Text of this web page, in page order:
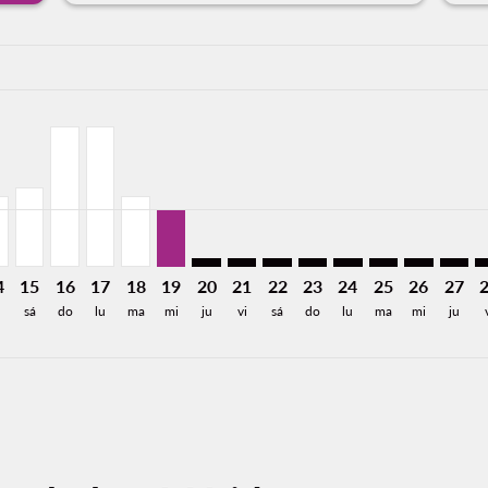
1.4KMXN
15
sá
16
do
17
lu
18
ma
19
mi
TAP–MID: cmp-view-offers-
20
ju
TAP–MID: cmp-view-offers-
21
vi
TAP–MID: cmp-view-
22
sá
TAP–MID: cmp-view-
23
do
TAP–MID: cmp-
24
lu
TAP–MID:
25
ma
26
mi
27
ju